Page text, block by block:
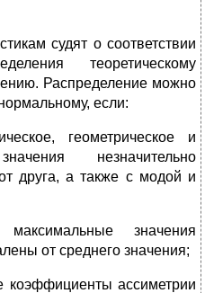
судят о соответствии
теоретическому
Распределение можно
если:
геометрическое и
незначительно
друга, а также с модой и
значения
от среднего значения;
коэффициенты ассиметрии